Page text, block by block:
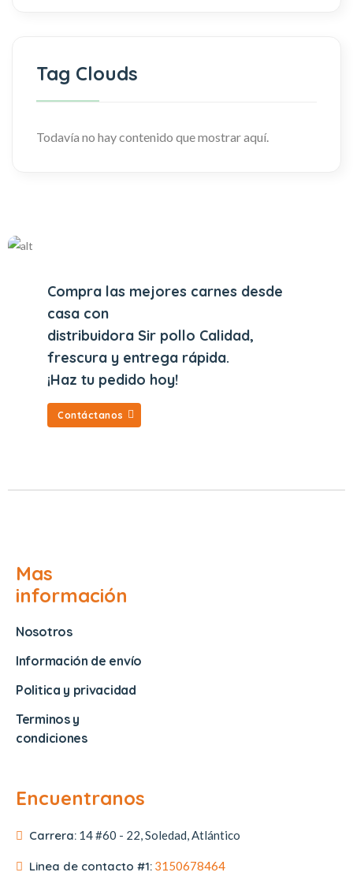
Tag Clouds
Todavía no hay contenido que mostrar aquí.
Compra las mejores carnes desde
casa con
distribuidora Sir pollo Calidad,
frescura y entrega rápida.
¡Haz tu pedido hoy!
Contáctanos
Mas
información
Nosotros
Información de envío
Politica y privacidad
Terminos y
condiciones
Encuentranos
Carrera: 14 #60 - 22, Soledad, Atlántico
Linea de contacto #1: 3150678464